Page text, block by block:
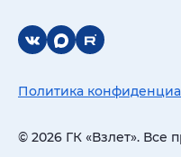
© 2026 ГК «Взлет». Все
Политика